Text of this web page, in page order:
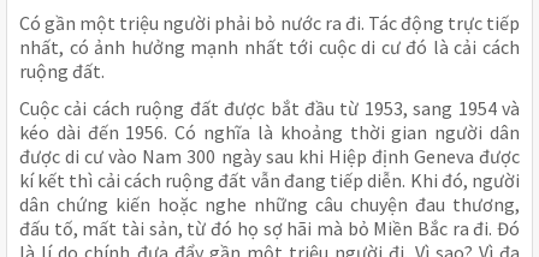
Có gần một triệu người phải bỏ nước ra đi. Tác động trực tiếp
nhất, có ảnh hưởng mạnh nhất tới cuộc di cư đó là cải cách
ruộng đất.
Cuộc cải cách ruộng đất được bắt đầu từ 1953, sang 1954 và
kéo dài đến 1956. Có nghĩa là khoảng thời gian người dân
được di cư vào Nam 300 ngày sau khi Hiệp định Geneva được
kí kết thì cải cách ruộng đất vẫn đang tiếp diễn. Khi đó, người
dân chứng kiến hoặc nghe những câu chuyện đau thương,
đấu tố, mất tài sản, từ đó họ sợ hãi mà bỏ Miền Bắc ra đi. Đó
là lí do chính đưa đẩy gần một triệu người đi. Vì sao? Vì đa